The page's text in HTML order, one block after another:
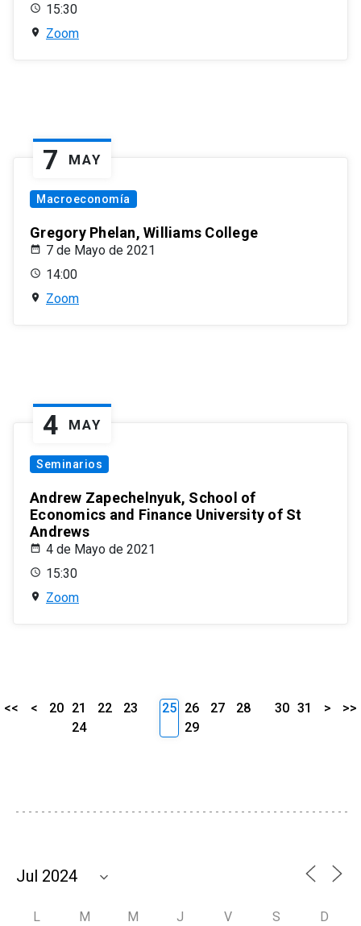
15:30
Zoom
7 MAY
Macroeconomía
Gregory Phelan, Williams College
7 de Mayo de 2021
14:00
Zoom
4 MAY
Seminarios
Andrew Zapechelnyuk, School of
Economics and Finance University of St
Andrews
4 de Mayo de 2021
15:30
Zoom
<< < 20 21 22
23
24
25 26 27
28
29
30 31 > >>
L M M J V S D